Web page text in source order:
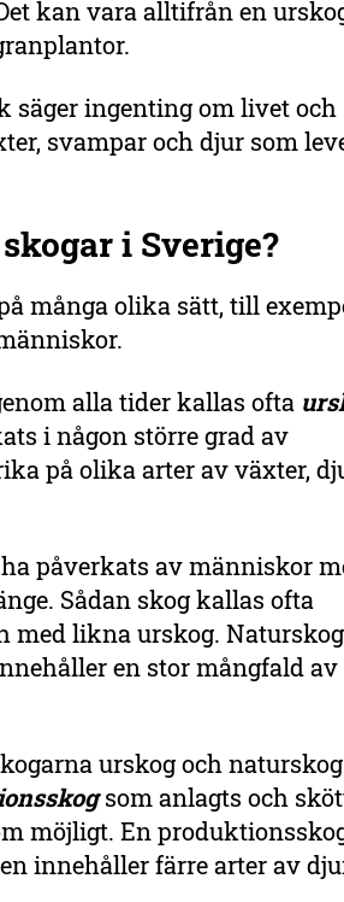
kan vara alltifrån en
säger ingenting om livet och
svampar och djur som
i Sverige?
många olika sätt, till
alla tider kallas ofta
i någon större grad av
på olika arter av växter,
påverkats av människor
Sådan skog kallas ofta
likna urskog.
en stor mångfald av
urskog och
som anlagts och
möjligt. En
innehåller färre arter av